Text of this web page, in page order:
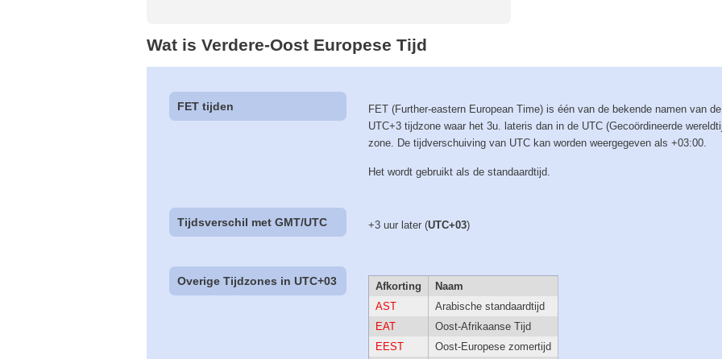
Wat is Verdere-Oost Europese Tijd
FET tijden
FET (Further-eastern European Time) is één van de bekende namen van de
UTC+3 tijdzone waar het 3u. lateris dan in de UTC (Gecoördineerde
zone. De tijdverschuiving van UTC kan worden weergegeven als +03:00.
Het wordt gebruikt als de standaardtijd.
Tijdsverschil met GMT/UTC +3 uur later (UTC+03)
Overige Tijdzones in UTC+03 Afkorting
Naam
AST
Arabische standaardtijd
EAT
Oost-Afrikaanse Tijd
EEST
Oost-Europese zomertijd